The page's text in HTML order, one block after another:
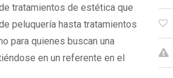
tratamientos de estética que
peluquería hasta tratamientos
para quienes buscan una
en un referente en el